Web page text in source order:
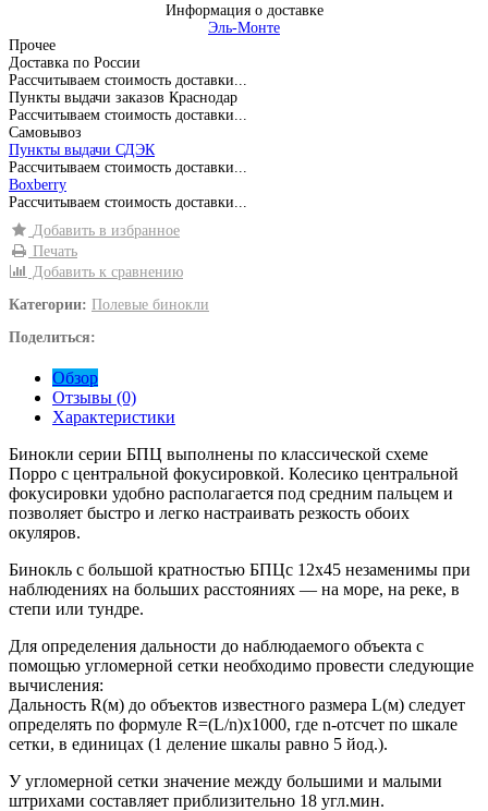
Информация о доставке
Эль-Монте
Прочее
Доставка по России
Рассчитываем стоимость доставки...
Пункты выдачи заказов Краснодар
Рассчитываем стоимость доставки...
Самовывоз
Пункты выдачи СДЭК
Рассчитываем стоимость доставки...
Boxberry
Рассчитываем стоимость доставки...
Добавить в избранное
Печать
Добавить к сравнению
Категории: Полевые бинокли
Поделиться:
Обзор
Отзывы (0)
Характеристики
Бинокли серии БПЦ выполнены по классической схеме
Порро с центральной фокусировкой. Колесико центральной
фокусировки удобно располагается под средним пальцем и
позволяет быстро и легко настраивать резкость обоих
окуляров.
Бинокль с большой кратностью БПЦс 12x45 незаменимы при
наблюдениях на больших расстояниях — на море, на реке, в
степи или тундре.
Для определения дальности до наблюдаемого объекта с
помощью угломерной сетки необходимо провести следующие
вычисления:
Дальность R(м) до объектов известного размера L(м) следует
определять по формуле R=(L/n)x1000, где n-отсчет по шкале
сетки, в единицах (1 деление шкалы равно 5 йод.).
У угломерной сетки значение между большими и малыми
штрихами составляет приблизительно 18 угл.мин.